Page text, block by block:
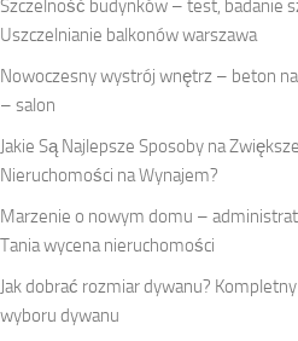
Szczelność budynków – test, badanie
Uszczelnianie balkonów warszawa
Nowoczesny wystrój wnętrz – beton
– salon
Jakie Są Najlepsze Sposoby na
Nieruchomości na Wynajem?
Marzenie o nowym domu –
Tania wycena nieruchomości
Jak dobrać rozmiar dywanu?
wyboru dywanu